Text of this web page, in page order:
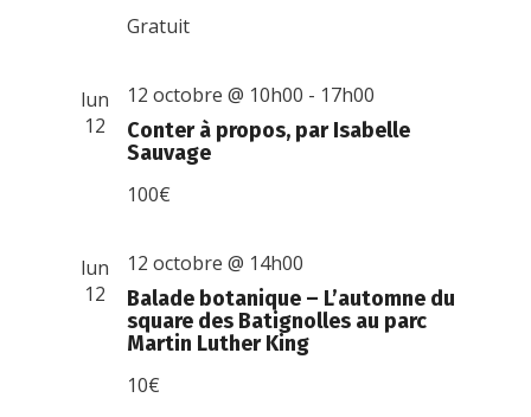
Gratuit
lun
12
Conter à propos, par Isabelle
Sauvage
12 octobre @ 10h00 - 17h00
100€
lun
12
Balade botanique – L’automne du
square des Batignolles au parc
Martin Luther King
12 octobre @ 14h00
10€